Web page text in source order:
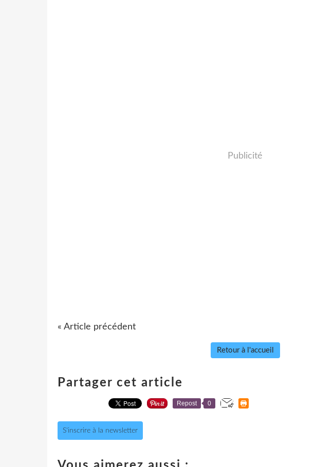
Publicité
« Article précédent
Retour à l'accueil
Partager cet article
Repost 0
S'inscrire à la newsletter